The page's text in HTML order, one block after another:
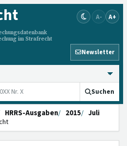
im Strafrecht
A- A+
Newsletter
Suchen
HRRS-Ausgaben 2015
Juli